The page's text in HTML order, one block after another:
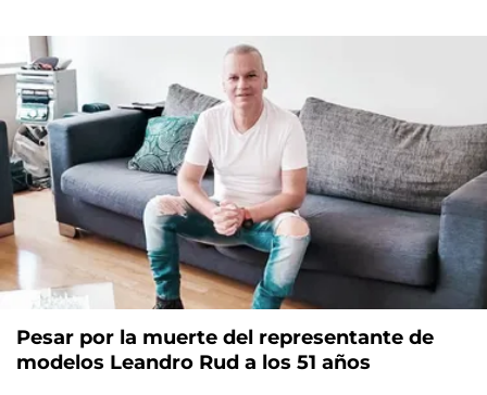
Pesar por la muerte del representante de
modelos Leandro Rud a los 51 años